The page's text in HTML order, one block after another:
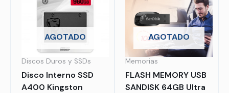
AGOTADO
Discos Duros y SSDs
Disco Interno SSD
A400 Kingston
AGOTADO
Memorias
FLASH MEMORY USB
SANDISK 64GB Ultra